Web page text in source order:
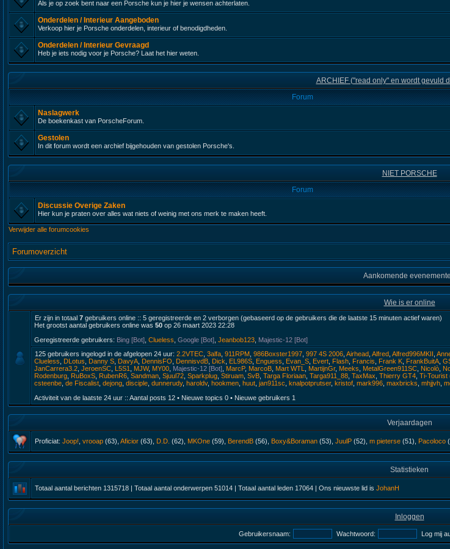
Als je op zoek bent naar een Porsche kun je hier je wensen achterlaten.
Onderdelen / Interieur Aangeboden
Verkoop hier je Porsche onderdelen, interieur of benodigdheden.
Onderdelen / Interieur Gevraagd
Heb je iets nodig voor je Porsche? Laat het hier weten.
ARCHIEF ("read only" en wordt gevuld
Forum
Naslagwerk
De boekenkast van PorscheForum.
Gestolen
In dit forum wordt een archief bijgehouden van gestolen Porsche's.
NIET PORSCHE
Forum
Discussie Overige Zaken
Hier kun je praten over alles wat niets of weinig met ons merk te maken heeft.
Verwijder alle forumcookies
Forumoverzicht
Aankomende
Wie is er online
Er zijn in totaal 7 gebruikers online :: 5 geregistreerde en 2 verborgen (gebaseerd op de gebruikers die de laatste 15 minuten actief waren)
Het grootst aantal gebruikers online was 50 op 26 maart 2023 22:28
Geregistreerde gebruikers: Bing [Bot] Clueless Google [Bot] Jeanbob123 Majestic-12 [Bot]
125 gebruikers ingelogd in de afgelopen 24 uur: 2.2VTEC 3alfa 911RPM 986Boxster1997 997 4S 2006 Airhead Alfred Alfred996MKII
Clueless DLotus Danny S DavyA DennisFO DennisvdB Dick EL986S Enguess Evan_S Evert Flash Francis Frank K FrankBuitA
JanCarrera3.2 JeroenSC L5S1 MJW, MY00 Majestic-12 [Bot] MarcP, MarcoB Mart WTL MartijnGr, Meeks MetalGreen911SC Nicolò
Rodenburg RuBoxS RubenR6 Sandman Sjuul72 Sparkplug Stiruam SvB Targa Floriaan Targa911_88 TaxMax Thierry GT4 Ti-Tourist
csteenbe de Fiscalist dejong disciple dunnerudy, haroldv, hookmen huut jan911sc knalpotprutser, kristof mark996 maxbricks mhjjvh
Activiteit van de laatste 24 uur :: Aantal posts 12 • Nieuwe topics 0 • Nieuwe gebruikers 1
Verjaardagen
Proficiat: Joop! vrooap (63), Aficior (63), D.D. (62), MKOne (59), BerendB (56), Boxy&Boraman (53), JuulP (52), m pieterse (51), Pacoloco
Statistieken
Totaal aantal berichten 1315718 | Totaal aantal onderwerpen 51014 | Totaal aantal leden 17064 | Ons nieuwste lid is JohanH
Inloggen
Gebruikersnaam: Wachtwoord: Log mij